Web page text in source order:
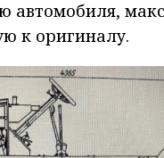
автомобиля,
к оригиналу.